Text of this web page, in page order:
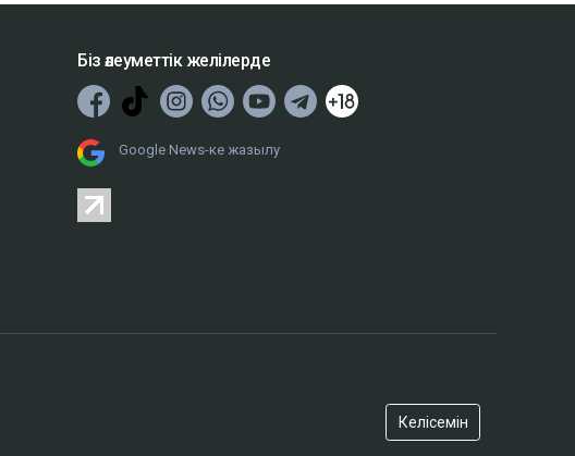
Біз әлеуметтік желілерде
Google News-ке жазылу
Келісемін